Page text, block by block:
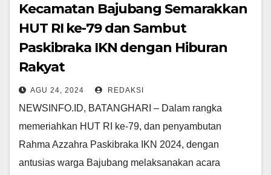
Kecamatan Bajubang Semarakkan
HUT RI ke-79 dan Sambut
Paskibraka IKN dengan Hiburan
Rakyat
AGU 24, 2024 REDAKSI
NEWSINFO.ID, BATANGHARI – Dalam rangka
memeriahkan HUT RI ke-79, dan penyambutan
Rahma Azzahra Paskibraka IKN 2024, dengan
antusias warga Bajubang melaksanakan acara